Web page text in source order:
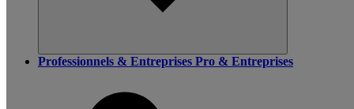
Professionnels & Entreprises Pro & Entreprises